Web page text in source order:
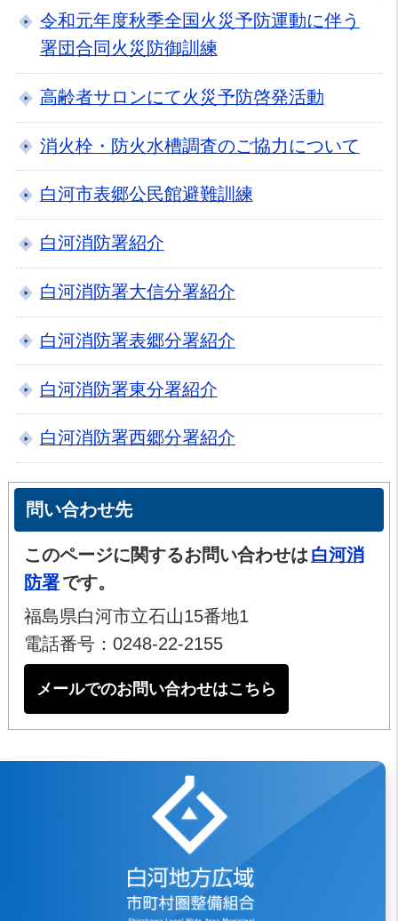
令和元年度秋季全国火災予防運動に伴う
署団合同火災防御訓練
高齢者サロンにて火災予防啓発活動
消火栓・防火水槽調査のご協力について
白河市表郷公民館避難訓練
白河消防署紹介
白河消防署大信分署紹介
白河消防署表郷分署紹介
白河消防署東分署紹介
白河消防署西郷分署紹介
問い合わせ先
このページに関するお問い合わせは 白河消
防署です。
福島県白河市立石山15番地1
電話番号：0248-22-2155
メールでのお問い合わせはこちら
白河地方広域市